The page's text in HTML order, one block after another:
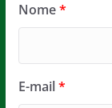
Nome*
E-mail*